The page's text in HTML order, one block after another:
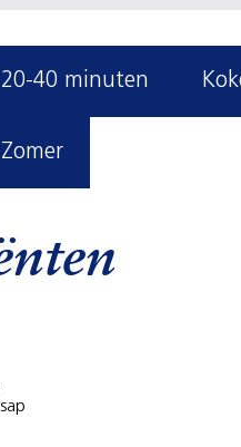
20-40 minuten
Zomer